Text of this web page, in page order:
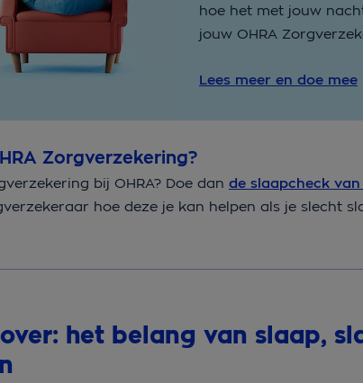
hoe het met jouw
jouw OHRA
Lees meer en doe mee
Zorgverzekering?
bij OHRA? Doe dan de slaapcheck
hoe deze je kan helpen als je slecht
het belang van slaap,